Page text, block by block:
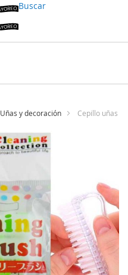
Buscar
Uñas y decoración Cepillo uñas